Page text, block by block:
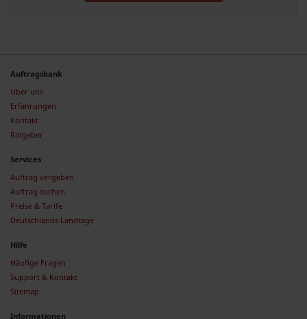
Auftragsbank
Über uns
Erfahrungen
Kontakt
Ratgeber
Services
Auftrag vergeben
Auftrag suchen
Preise & Tarife
Deutschlands Landtage
Hilfe
Häufige Fragen
Support & Kontakt
Sitemap
Informationen